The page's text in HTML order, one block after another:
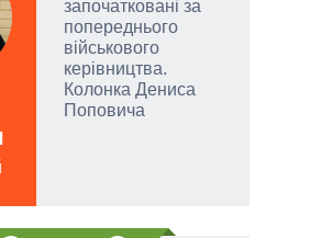
започатковані за
попереднього
військового
керівництва.
Колонка Дениса
Поповича